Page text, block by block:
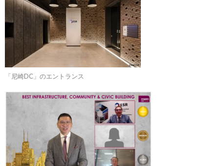
「尼崎DC」のエントランス